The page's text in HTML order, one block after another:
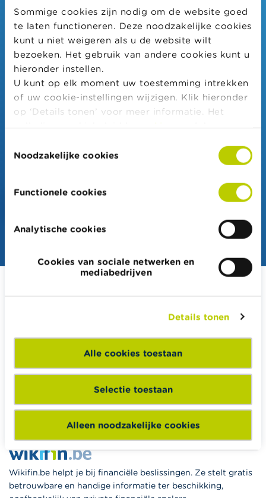
Sommige cookies zijn nodig om de website goed
te laten functioneren. Deze noodzakelijke cookies
kunt u niet weigeren als u de website wilt
bezoeken. Het gebruik van andere cookies kunt u
hieronder instellen.
U kunt op elk moment uw toestemming intrekken
of uw cookie-instellingen wijzigen. Klik hieronder
op ‘Details tonen’ voor meer informatie. Het
volledige cookiebeleid kan uhier raadplegen.
Noodzakelijke cookies
Functionele cookies
Analytische cookies
Cookies van sociale netwerken en
mediabedrijven
Details tonen
Alle cookies toestaan
Selectie toestaan
Alleen noodzakelijke cookies
inzendingen zoveel mogelijk te voorkomen.
textfield
Welke code staat er in de afbeelding?
De code is hoofdlettergevoelig.
Sparen en beleggen
Pensioen en pensioenvoorbereiding
Belasting, werk en inkomen
Woning en hypothecaire lening
Wikifin.be helpt je bij financiële beslissingen. Ze stelt gratis
betrouwbare en handige informatie ter beschikking,